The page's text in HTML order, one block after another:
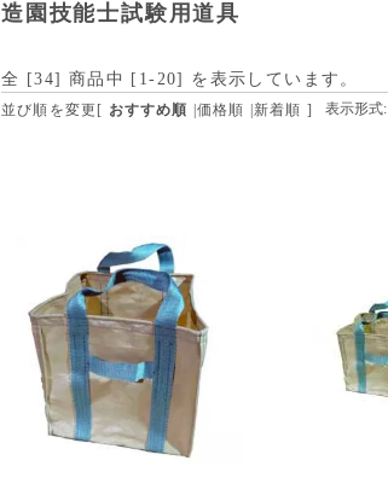
造園技能士試験用道具
全 [34] 商品中 [ 1-20] を表示しています。
並び順を変更 [ おすすめ順 |価格順 新着順 ] 表示形式: